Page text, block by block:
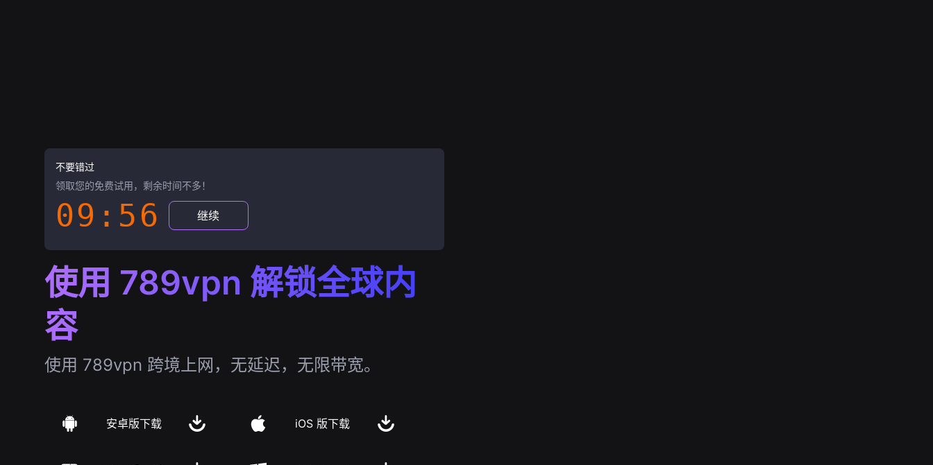
不要错过
领取您的免费试用，剩余时间不多！
09:55 继续
使用 789vpn 解锁全球内
容
使用 789vpn 跨境上网，无延迟，无限带宽。
安卓版下载 iOS 版下载